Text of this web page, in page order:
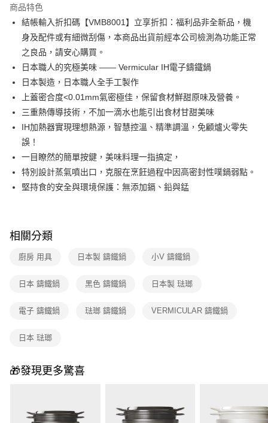
臺灣中小企業銀行
匯豐（台灣）商業銀行
華泰商業銀行
聯邦商業銀行
遠東國際商業銀行
元大商業銀行
玉山商業銀行
星展（台灣）商業銀行
台灣樂天信用卡公司
上海商業儲蓄銀行
國泰世華商業銀行
兆豐國際商業銀行
匯豐（台灣）商業銀行
華泰商業銀行
聯邦商業銀行
元大商業銀行
永豐商業銀行
玉山商業銀行
台新國際商業銀行
中國信託商業銀行
LINE Pay
Apple Pay
街口支付
Google Pay
ATM付款
運送方式
宅配
每筆NT$100，滿NT$999(含以上)免運費
付款後門市自取
商品特色
結帳輸入折扣碼【VMB8001】立享折扣：福利品非全新品，機
身及配件或有細微刮傷，本商品出貨前經本公司檢測為功能正常
之良品，請安心購買。
日本職人的究極美味 —— Vermicular IH電子鑄鐵鍋
日本製造，日本職人全手工製作
上蓋密合度<0.01mm氣密極佳，保留食材鮮甜原味及營養。
三重熱傳導技術，不加一滴水也能引出食材甘甜美味
IH加熱器實現理想熱源，智慧控溫、精準調溫，免顧爐火零失
誤！
一目瞭然的簡單按鍵，美味料理一指搞定，
特別設計蒸氣噴出口，克服在烹飪過程中因高密封性噗鍋弱點。
堅持食的安全與環境保護：無添加鎘、鉛與錳
相關分類
廚房 用具 日本製 鑄鐵鍋 小V 鑄鐵鍋
日本 鑄鐵鍋 黑色 鑄鐵鍋 日本製 琺瑯
電子 鑄鐵鍋 琺瑯 鑄鐵鍋 VERMICULAR 鑄鐵鍋
日本 琺瑯
🎁發現更多驚喜